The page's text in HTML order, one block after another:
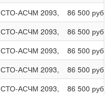
СТО-АСЧМ 2093,
86 500 руб.
СТО-АСЧМ 2093,
86 500 руб.
СТО-АСЧМ 2093,
86 500 руб.
СТО-АСЧМ 2093,
86 500 руб.
СТО-АСЧМ 2093,
86 500 руб.